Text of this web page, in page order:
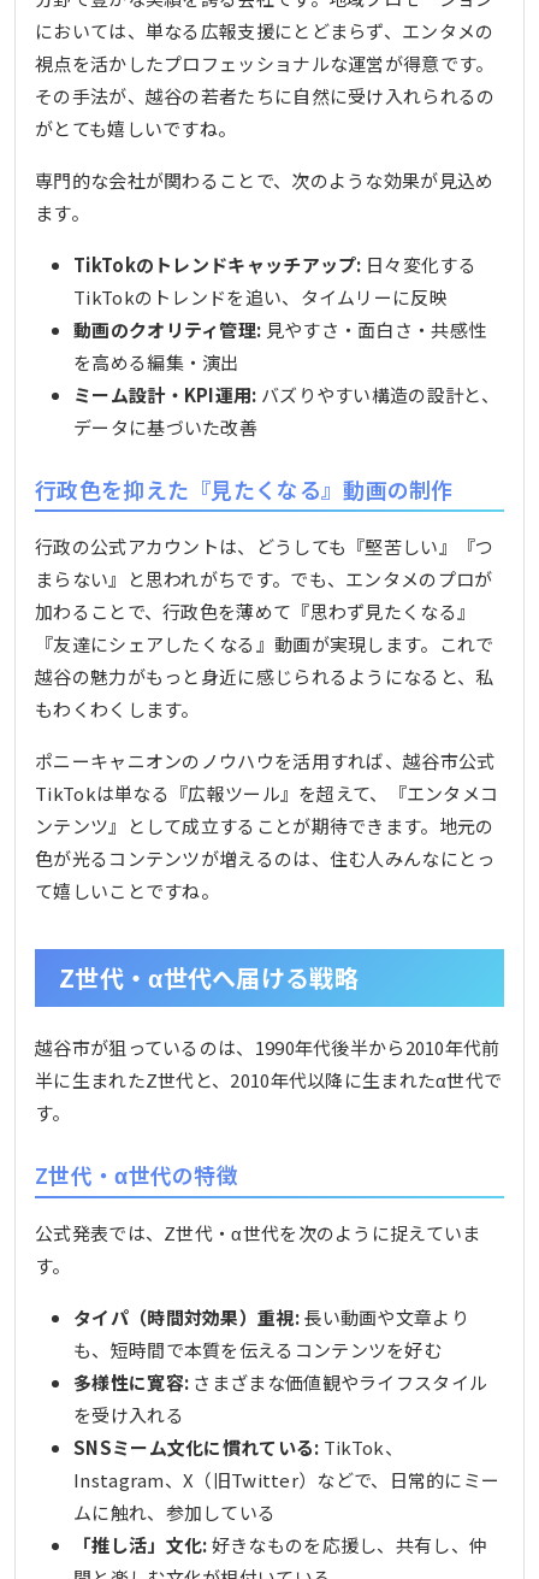
においては、単なる広報支援にとどまらず、エンタメの
視点を活かしたプロフェッショナルな運営が得意です。
その手法が、越谷の若者たちに自然に受け入れられるの
がとても嬉しいですね。
専門的な会社が関わることで、次のような効果が見込め
ます。
TikTokのトレンドキャッチアップ: 日々変化する
TikTokのトレンドを追い、タイムリーに反映
動画のクオリティ管理: 見やすさ・面白さ・共感性
を高める編集・演出
ミーム設計・KPI運用: バズりやすい構造の設計と、
データに基づいた改善
行政色を抑えた『見たくなる』動画の制作
行政の公式アカウントは、どうしても『堅苦しい』『つ
まらない』と思われがちです。でも、エンタメのプロが
加わることで、行政色を薄めて『思わず見たくなる』
『友達にシェアしたくなる』動画が実現します。これで
越谷の魅力がもっと身近に感じられるようになると、私
もわくわくします。
ポニーキャニオンのノウハウを活用すれば、越谷市公式
TikTokは単なる『広報ツール』を超えて、『エンタメコ
ンテンツ』として成立することが期待できます。地元の
色が光るコンテンツが増えるのは、住む人みんなにとっ
て嬉しいことですね。
Z世代・α世代へ届ける戦略
越谷市が狙っているのは、1990年代後半から2010年代前
半に生まれたZ世代と、2010年代以降に生まれたα世代で
す。
Z世代・α世代の特徴
公式発表では、Z世代・α世代を次のように捉えていま
す。
タイパ（時間対効果）重視:長い動画や文章より
も、短時間で本質を伝えるコンテンツを好む
多様性に寛容: さまざまな価値観やライフスタイル
を受け入れる
SNSミーム文化に慣れている: TikTok、
Instagram、X（旧Twitter）などで、日常的にミー
ムに触れ、参加している
「推し活」文化:好きなものを応援し、共有し、仲